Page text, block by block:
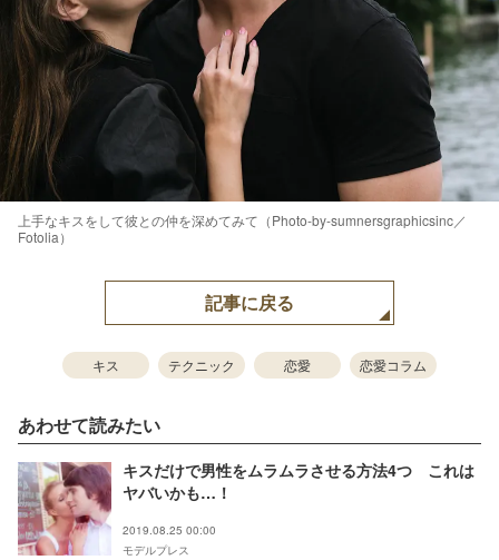
上手なキスをして彼との仲を深めてみて（Photo-by-sumnersgraphicsinc／
Fotolia）
記事に戻る
キス テクニック 恋愛 恋愛コラム
あわせて読みたい
キスだけで男性をムラムラさせる方法4つ これは
ヤバいかも…！
2019.08.25 00:00
モデルプレス